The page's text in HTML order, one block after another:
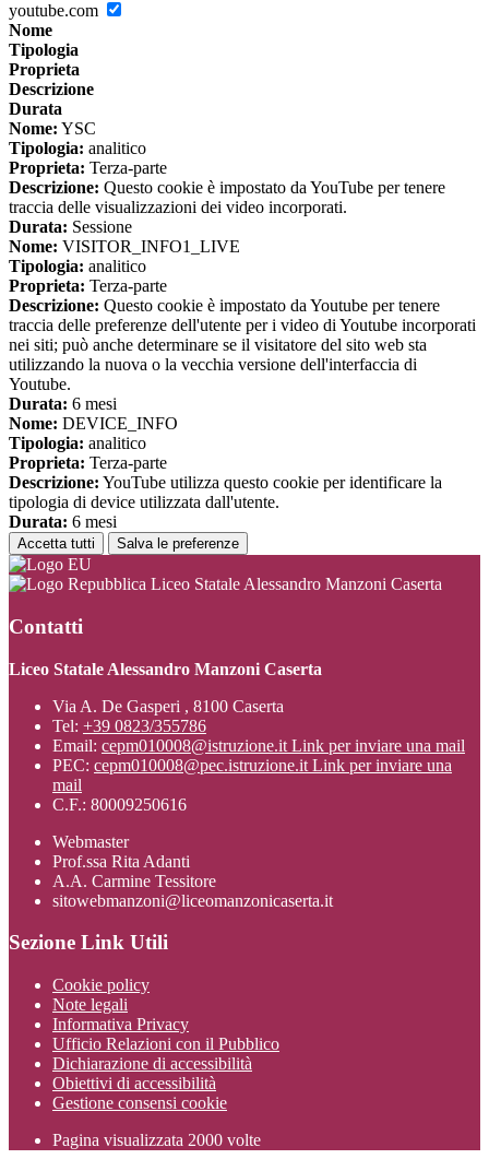
youtube.com
Nome
Tipologia
Proprieta
Descrizione
Durata
Nome: YSC
Tipologia: analitico
Proprieta: Terza-parte
Descrizione: Questo cookie è impostato da YouTube per tenere
traccia delle visualizzazioni dei video incorporati.
Durata: Sessione
Nome: VISITOR_INFO1_LIVE
Tipologia: analitico
Proprieta: Terza-parte
Descrizione: Questo cookie è impostato da Youtube per tenere
traccia delle preferenze dell'utente per i video di Youtube incorporati
nei siti; può anche determinare se il visitatore del sito web sta
utilizzando la nuova o la vecchia versione dell'interfaccia di
Youtube.
Durata: 6 mesi
Nome: DEVICE_INFO
Tipologia: analitico
Proprieta: Terza-parte
Descrizione: YouTube utilizza questo cookie per identificare la
tipologia di device utilizzata dall'utente.
Durata: 6 mesi
Accetta tutti Salva le preferenze
Liceo Statale Alessandro Manzoni Caserta
Contatti
Liceo Statale Alessandro Manzoni Caserta
Via A. De Gasperi , 8100 Caserta
Tel: +39 0823/355786
Email: cepm010008@istruzione.it Link per inviare una mail
PEC: cepm010008@pec.istruzione.it Link per inviare una
mail
C.F.: 80009250616
Webmaster
Prof.ssa Rita Adanti
A.A. Carmine Tessitore
sitowebmanzoni@liceomanzonicaserta.it
Sezione Link Utili
Cookie policy
Note legali
Informativa Privacy
Ufficio Relazioni con il Pubblico
Dichiarazione di accessibilità
Obiettivi di accessibilità
Gestione consensi cookie
Pagina visualizzata 2000 volte